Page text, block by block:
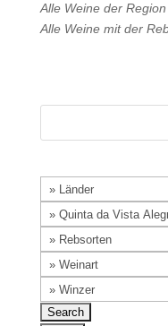
Alle Weine der Region
Alle Weine mit der